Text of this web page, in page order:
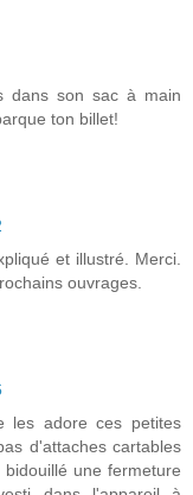
dans son sac à main
ton billet!
et illustré. Merci.
ouvrages.
adore ces petites
d'attaches cartables
une fermeture